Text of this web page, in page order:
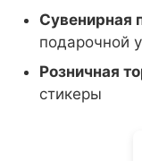
Сувенирная
подарочной
Розничная
стикеры